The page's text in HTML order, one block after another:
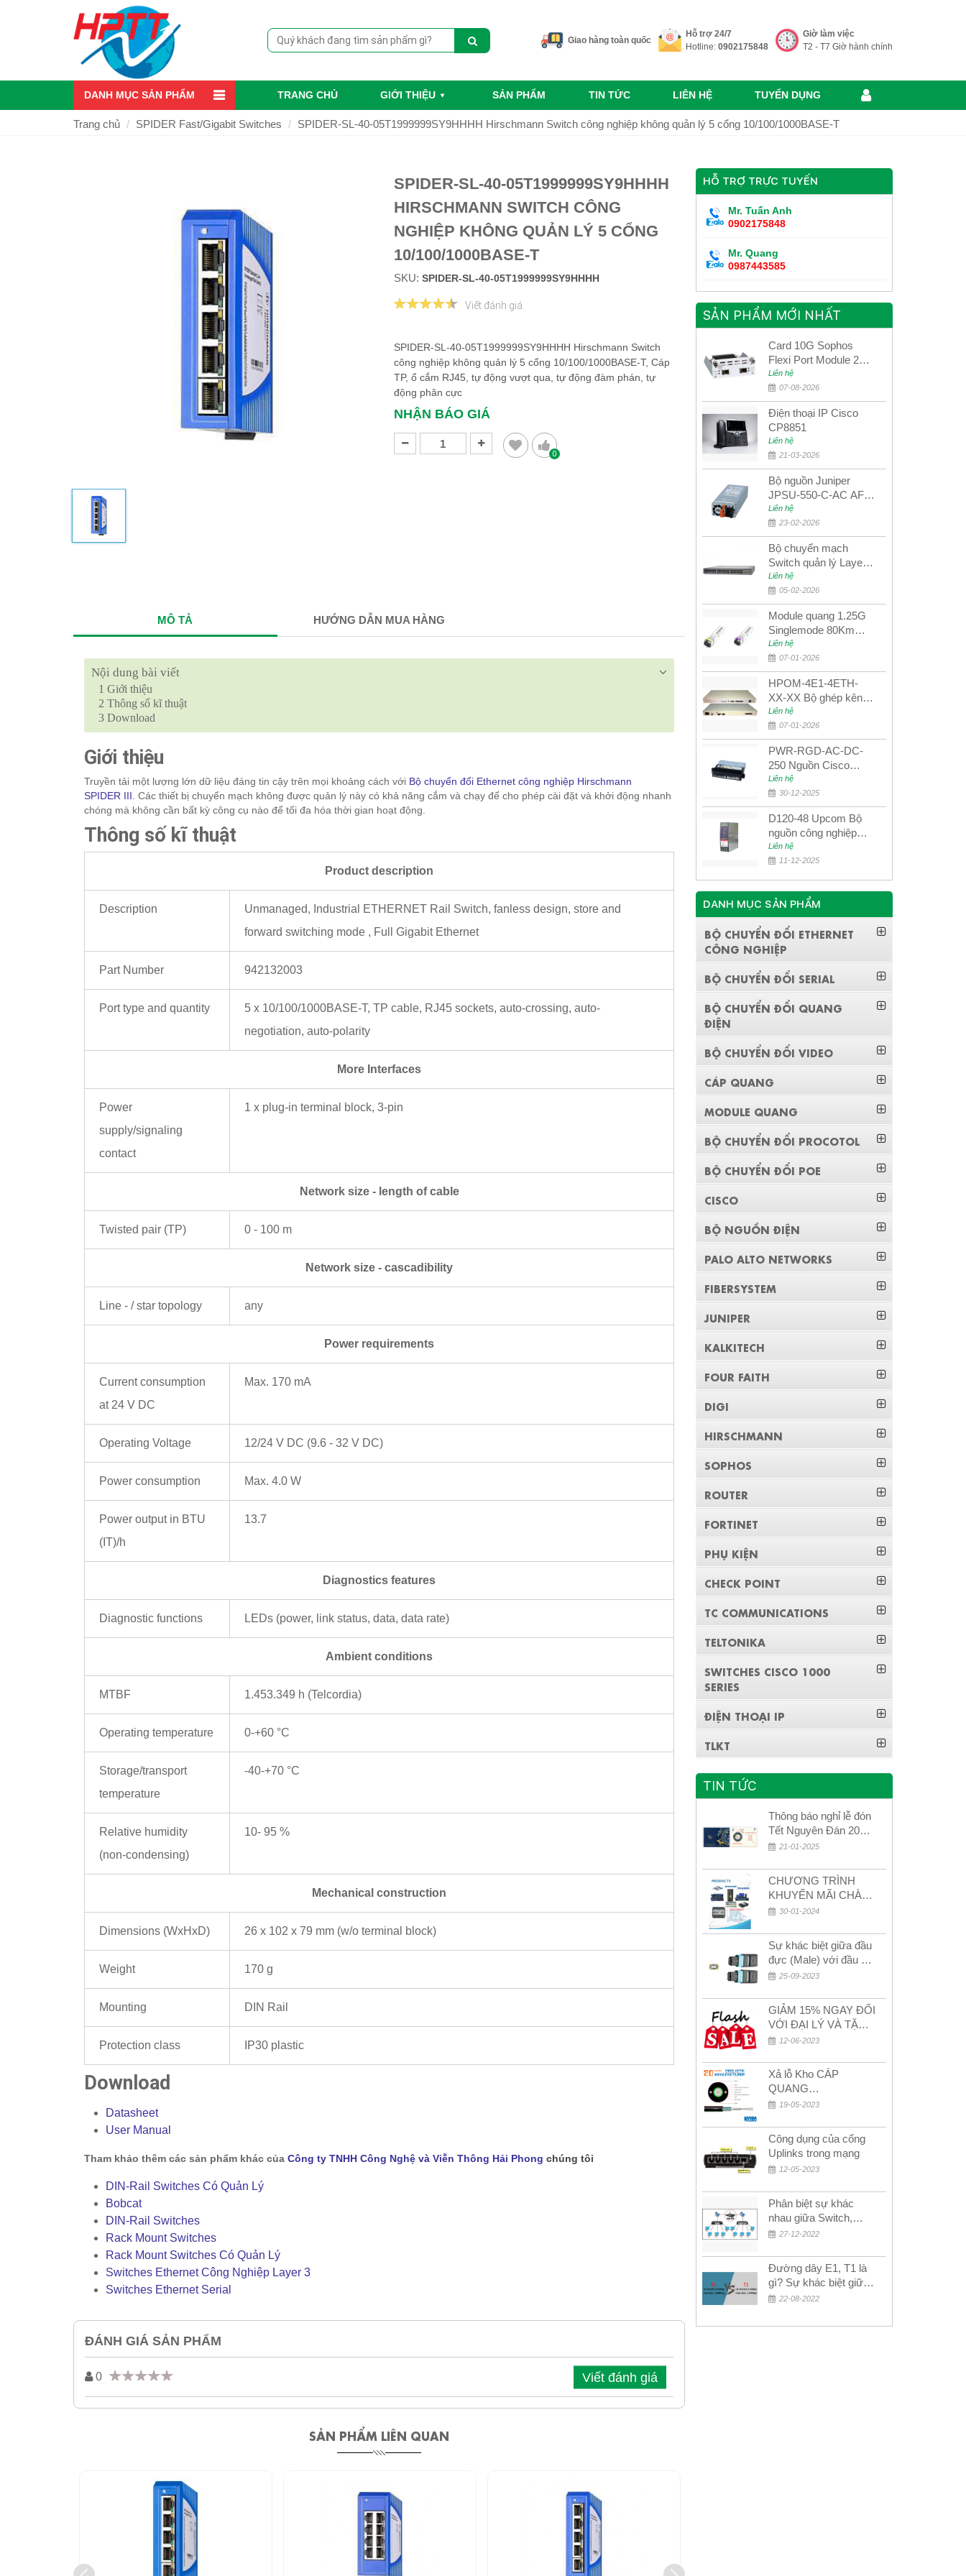
Giao hàng toàn quốc
Hỗ trợ 24/7
Hotline: 0902175848
Giờ làm việc
T2 - T7 Giờ hành chính
DANH MỤC SẢN PHẨM TRANG CHỦ GIỚI THIỆU SẢN PHẨM TIN TỨC LIÊN HỆ TUYỂN DỤNG
Trang chủ SPIDER Fast/Gigabit Switches SPIDER-SL-40-05T1999999SY9HHHH Hirschmann Switch công nghiệp không quản lý 5 cổng 10/100/1000BASE-T
SPIDER-SL-40-05T1999999SY9HHHH
HIRSCHMANN SWITCH CÔNG
NGHIỆP KHÔNG QUẢN LÝ 5 CỔNG
10/100/1000BASE-T
SKU: SPIDER-SL-40-05T1999999SY9HHHH
Viết đánh giá
SPIDER-SL-40-05T1999999SY9HHHH Hirschmann Switch
công nghiệp không quản lý 5 cổng 10/100/1000BASE-T, Cáp
TP, ổ cắm RJ45, tự động vượt qua, tự động đàm phán, tự
động phân cực
NHẬN BÁO GIÁ
0
MÔ TẢ HƯỚNG DẪN MUA HÀNG
Nội dung bài viết
1 Giới thiệu
2 Thông số kĩ thuật
3 Download
Giới thiệu
Truyền tải một lượng lớn dữ liệu đáng tin cậy trên mọi khoảng cách với Bộ chuyển đổi Ethernet công nghiệp Hirschmann
SPIDER III . Các thiết bị chuyển mạch không được quản lý này có khả năng cắm và chạy để cho phép cài đặt và khởi động nhanh
chóng mà không cần bất kỳ công cụ nào để tối đa hóa thời gian hoạt động.
Thông số kĩ thuật
Product description
Description
Unmanaged, Industrial ETHERNET Rail Switch, fanless design, store and
forward switching mode , Full Gigabit Ethernet
Part Number 942132003
Port type and quantity
5 x 10/100/1000BASE-T, TP cable, RJ45 sockets, auto-crossing, auto-
negotiation, auto-polarity
More Interfaces
Power
supply/signaling
contact
1 x plug-in terminal block, 3-pin
Network size - length of cable
Twisted pair (TP) 0 - 100 m
Network size - cascadibility
Line - / star topology any
Power requirements
Current consumption
at 24 V DC
Max. 170 mA
Operating Voltage 12/24 V DC (9.6 - 32 V DC)
Power consumption Max. 4.0 W
Power output in BTU
(IT)/h
13.7
Diagnostics features
Diagnostic functions LEDs (power, link status, data, data rate)
Ambient conditions
MTBF 1.453.349 h (Telcordia)
Operating temperature 0-+60 °C
Storage/transport
temperature
-40-+70 °C
Relative humidity
(non-condensing)
10- 95 %
Mechanical construction
Dimensions (WxHxD) 26 x 102 x 79 mm (w/o terminal block)
Weight 170 g
Mounting DIN Rail
Protection class IP30 plastic
Download
Datasheet
User Manual
Tham khảo thêm các sản phẩm khác của Công ty TNHH Công Nghệ và Viễn Thông Hải Phong chúng tôi
DIN-Rail Switches Có Quản Lý
Bobcat
DIN-Rail Switches
Rack Mount Switches
Rack Mount Switches Có Quản Lý
Switches Ethernet Công Nghiệp Layer 3
Switches Ethernet Serial
ĐÁNH GIÁ SẢN PHẨM
0 Viết đánh giá
SẢN PHẨM LIÊN QUAN
HỖ TRỢ TRỰC TUYẾN
Mr. Tuấn Anh
0902175848
Mr. Quang
0987443585
SẢN PHẨM MỚI NHẤT
Card 10G Sophos
Flexi Port Module 2
port 10GbE SFP+
SGMOD2F2PUR
2port 10GbE SFP+
Liên hệ
07-08-2026
Điện thoại IP Cisco
CP8851
Liên hệ
21-03-2026
Bộ nguồn Juniper
JPSU-550-C-AC AFO
nguồn AC công suất
550W dùng cho dòng
switch Juniper
Networks EX4400
Liên hệ
23-02-2026
Bộ chuyển mạch
Switch quản lý Layer 3
Juniper QFX5100-48S
Liên hệ
05-02-2026
Module quang 1.25G
Singlemode 80Km
UPCOM MWS-12-45-
80AD/MWS-12-54-
80BD
Liên hệ
07-01-2026
HPOM-4E1-4ETH-
XX-XX Bộ ghép kênh
quang quản lý SDH
4E1+4ETH+RS232
Liên hệ
07-01-2026
PWR-RGD-AC-DC-
250 Nguồn Cisco
Industrial 250W
PoE/PoE+
Liên hệ
30-12-2025
D120-48 Upcom Bộ
nguồn công nghiệp
đầu ra đơn 120W
48VDC
Liên hệ
11-12-2025
DANH MỤC SẢN PHẨM
BỘ CHUYỂN ĐỔI ETHERNET
CÔNG NGHIỆP
BỘ CHUYỂN ĐỔI SERIAL
BỘ CHUYỂN ĐỔI QUANG
ĐIỆN
BỘ CHUYỂN ĐỔI VIDEO
CÁP QUANG
MODULE QUANG
BỘ CHUYỂN ĐỔI PROCOTOL
BỘ CHUYỂN ĐỔI POE
CISCO
BỘ NGUỒN ĐIỆN
PALO ALTO NETWORKS
FIBERSYSTEM
JUNIPER
KALKITECH
FOUR FAITH
DIGI
HIRSCHMANN
SOPHOS
ROUTER
FORTINET
PHỤ KIỆN
CHECK POINT
TC COMMUNICATIONS
TELTONIKA
SWITCHES CISCO 1000
SERIES
ĐIỆN THOẠI IP
TLKT
TIN TỨC
Thông báo nghỉ lễ đón
Tết Nguyên Đán 2026
– Xuân Bính Ngọ!
21-01-2025
CHƯƠNG TRÌNH
KHUYẾN MÃI CHÀO
MỪNG NĂM MỚI
30-01-2024
Sự khác biệt giữa đầu
đực (Male) với đầu cái
(Female) trong bộ đầu
25-09-2023
GIẢM 15% NGAY ĐỐI
VỚI ĐẠI LÝ VÀ TẶNG
QUÀ KHÁCH HÀNG
12-06-2023
Xả lỗ Kho CÁP
QUANG
MULTIMODE CÁP
MULTIMODE 4-8-12-
24Fo SỢI OM1-OM2-
OM3 Siêu Rẻ 5k
19-05-2023
Công dụng của cổng
Uplinks trong mạng
12-05-2023
Phân biệt sự khác
nhau giữa Switch,
Router và Hub
27-12-2022
Đường dây E1, T1 là
gì? Sự khác biệt giữa
E1 và T1
22-08-2022